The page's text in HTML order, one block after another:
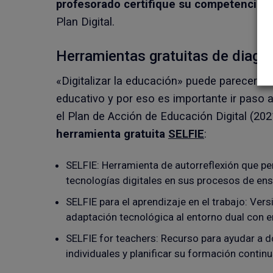
profesorado certifique su competencia
Plan Digital.
Herramientas gratuitas de
«Digitalizar la educación» puede parecer
educativo y por eso es importante ir paso
el Plan de Acción de Educación Digital
herramienta gratuita SELFIE:
SELFIE: Herramienta de autorreflexión que
tecnologías digitales en sus procesos de
SELFIE para el aprendizaje en el trabajo:
adaptación tecnológica al entorno dual con
SELFIE for teachers: Recurso para ayudar
individuales y planificar su formación